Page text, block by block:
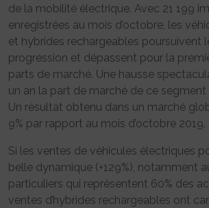
de la mobilité électrique. Avec 21 199
enregistrées au mois d’octobre, les
et hybrides rechargeables poursuivent
progression et dépassent pour la
parts de marché. Une hausse
un an la part de marché de ce segment
Un résultat obtenu dans un marché
9% par rapport au mois d’octobre 2019.
Si les ventes de véhicules électriques
belle dynamique (+129%), notamment
particuliers qui représentent 60% des
ventes d’hybrides rechargeables ont